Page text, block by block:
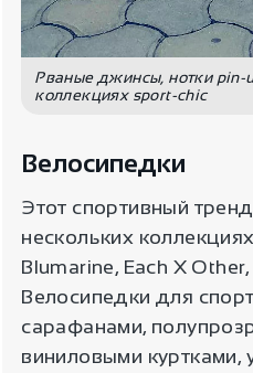
Рваные джинсы, нотки pin-
коллекциях sport-chic
Велосипедки
Этот спортивный
нескольких
Blumarine, Each X
Велосипедки для
сарафанами,
виниловыми куртками,